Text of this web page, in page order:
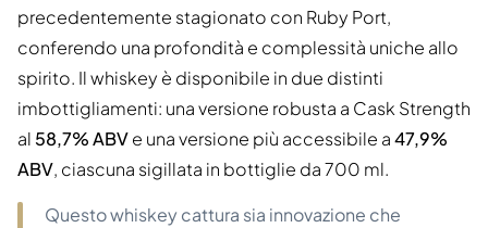
precedentemente stagionato con Ruby Port,
conferendo una profondità e complessità uniche allo
spirito. Il whiskey è disponibile in due distinti
imbottigliamenti: una versione robusta a Cask Strength
al 58,7% ABVe una versione più accessibile a47,9%
ABV, ciascuna sigillata in bottiglie da 700 ml.
Questo whiskey cattura sia innovazione che